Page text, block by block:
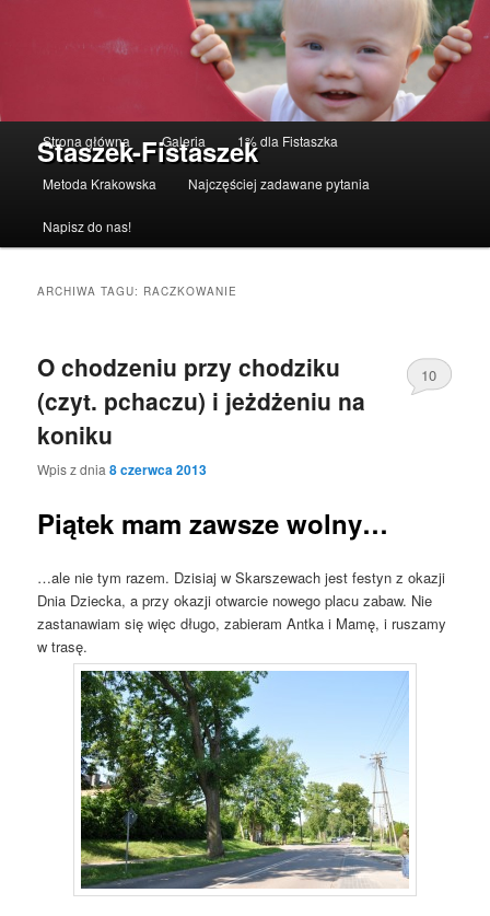
Staszek-Fistaszek
Przeskocz do tekstu
Przeskocz do widgetów
Strona główna Galeria 1% dla Fistaszka
Metoda Krakowska Najczęściej zadawane pytania
Napisz do nas!
ARCHIWA TAGU: RACZKOWANIE
O chodzeniu przy chodziku
(czyt. pchaczu) i jeżdżeniu na
koniku
Wpis z dnia8 czerwca 2013
10
Piątek mam zawsze wolny…
…ale nie tym razem. Dzisiaj w Skarszewach jest festyn z okazji
Dnia Dziecka, a przy okazji otwarcie nowego placu zabaw. Nie
zastanawiam się więc długo, zabieram Antka i Mamę, i ruszamy
w trasę.